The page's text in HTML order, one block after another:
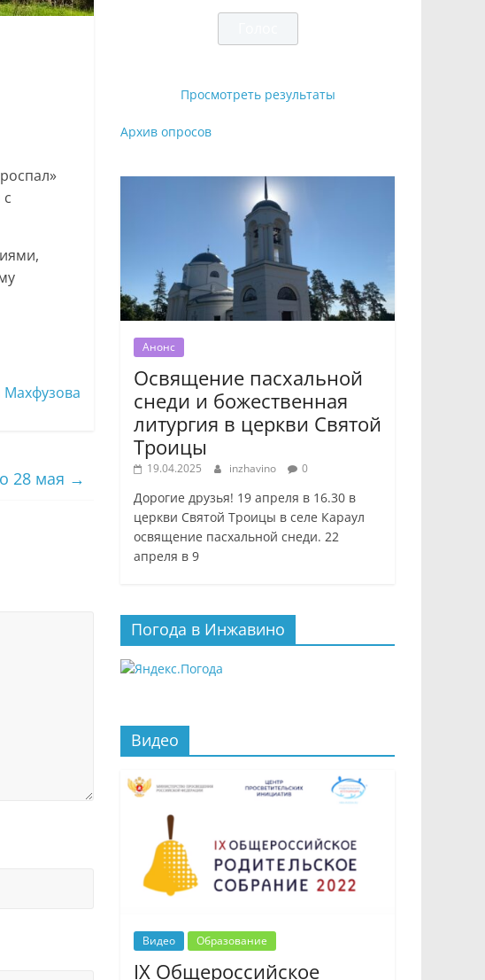
Махфузова
28 мая →
Просмотреть результаты
Архив опросов
Анонс
Освящение пасхальной
снеди и божественная
литургия в церкви Святой
Троицы
19.04.2025 inzhavino 0
Дорогие друзья! 19 апреля в 16.30 в
церкви Святой Троицы в селе Караул
освящение пасхальной снеди. 22
апреля в 9
Погода в Инжавино
Видео
Видео Образование
IX Общероссийское